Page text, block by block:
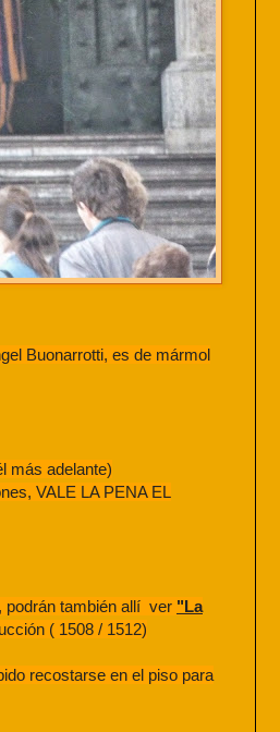
Buonarrotti, es de mármol
más adelante)
VALE LA PENA EL
podrán también allí ver "La
( 1508 / 1512)
recostarse en el piso para